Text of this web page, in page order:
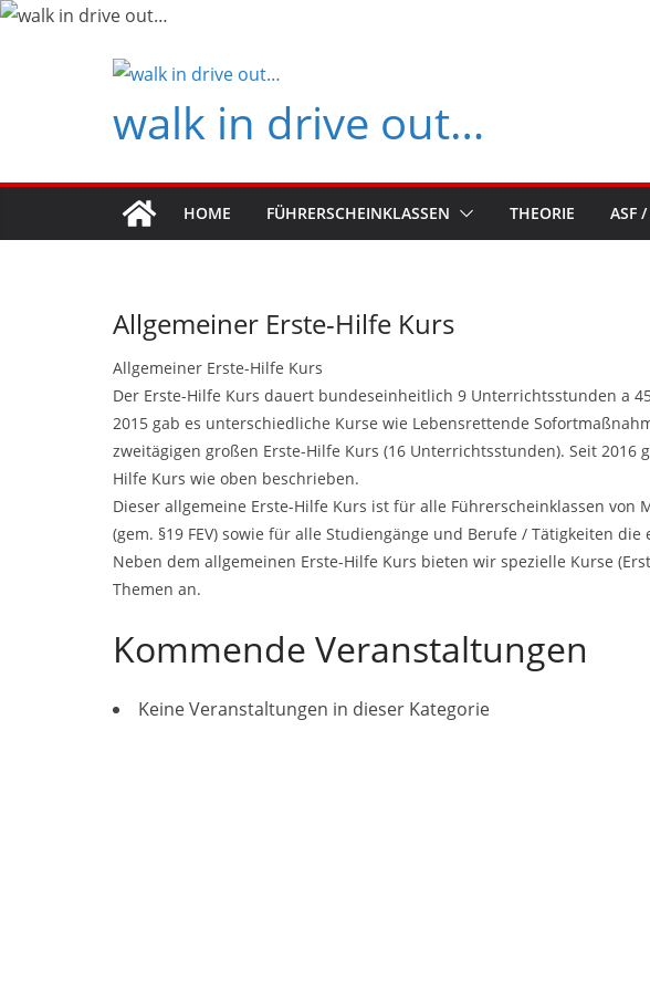
Zum
walk in drive out…
HOME FÜHRERSCHEINKLASSEN THEORIE ASF /
Allgemeiner Erste-Hilfe Kurs
Allgemeiner Erste-Hilfe Kurs
Der Erste-Hilfe Kurs dauert bundeseinheitlich 9 Unterrichtsstunden a
2015 gab es unterschiedliche Kurse wie Lebensrettende
zweitägigen großen Erste-Hilfe Kurs (16 Unterrichtsstunden). Seit
Hilfe Kurs wie oben beschrieben.
Dieser allgemeine Erste-Hilfe Kurs ist für alle Führerscheinklassen von
(gem. §19 FEV) sowie für alle Studiengänge und Berufe / Tätigkeiten
Neben dem allgemeinen Erste-Hilfe Kurs bieten wir spezielle Kurse
Themen an.
Kommende Veranstaltungen
Keine Veranstaltungen in dieser Kategorie